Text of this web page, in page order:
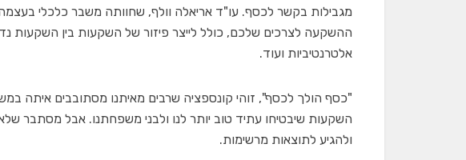
מגבילות בקשר לכסף. עו"ד אריאלה וולף, שחוותה משבר כלכלי
ההשקעה לצרכים שלכם, כולל לייצר פיזור של השקעות בין השקעות
אלטרנטיביות ועוד.
"כסף הולך לכסף", זוהי קונספציה שרבים מאיתנו מסתובבים איתה
השקעות שיבטיחו עתיד טוב יותר לנו ולבני משפחתנו. אבל מסתבר
ולהגיע לתוצאות מרשימות.